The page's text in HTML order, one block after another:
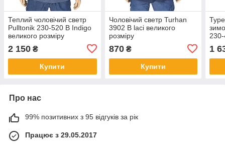
Теплий чоловічий светр
Pulltonik 230-520 B Indigo
великого розміру
2 150 ₴
Купити
Чоловічий светр Turhan
3902 B laci великого
розміру
870₴
Купити
1
Про нас
99% позитивних з 95 відгуків за рік
Працює з 29.05.2017